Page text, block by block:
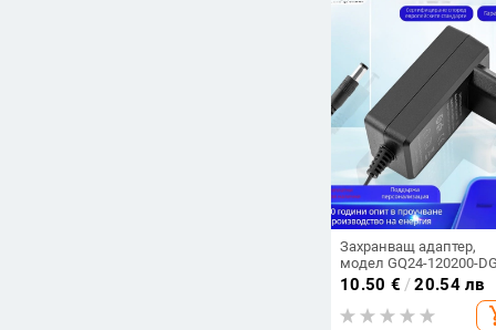
Захранващ адаптер,
модел GQ24-120200-
вход 12V, изход 2A,
сертифициран според
европейски стандарт
10.50 € /20.54 лв